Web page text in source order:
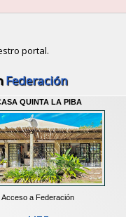
portal.
Federación
QUINTA LA PIBA
Acceso a Federación